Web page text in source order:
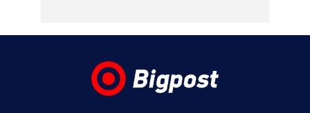
«Στον Εξώστη» με τους Αντώνη Αντζολέτο
και Γιάννη Καντέλη – Έρχεται στον ΣΚΑΪ